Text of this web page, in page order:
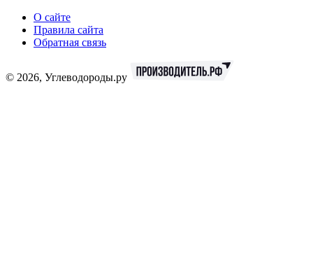
О сайте
Правила сайта
Обратная связь
© 2026, Углеводороды.ру